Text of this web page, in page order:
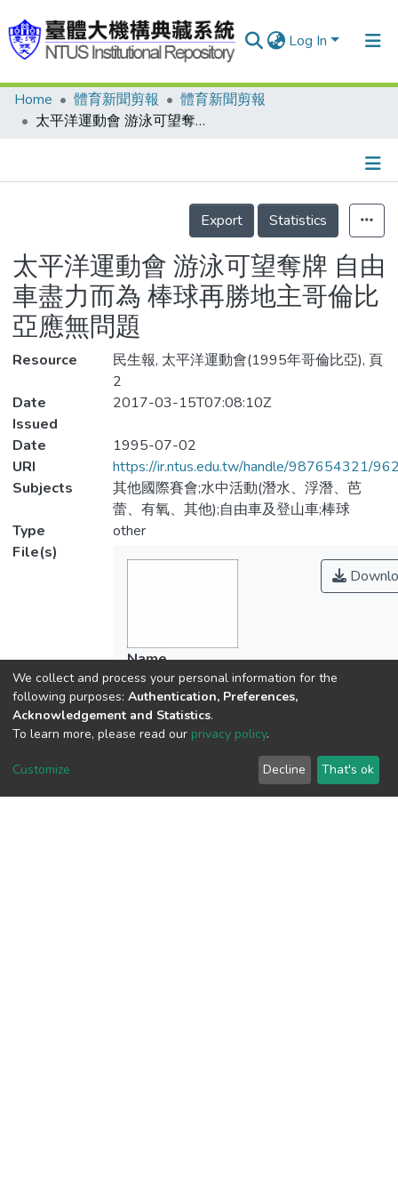
Log In
Communities & Collections
Statistics
Home 體育新聞剪報
體育新聞剪報
太平洋運動會 游泳可望奪牌 自由車盡力而為 棒球再勝地主哥倫比亞應無問題
Details
Export
Statistics
太平洋運動會 游泳可望奪牌 自由
車盡力而為 棒球再勝地主哥倫比
亞應無問題
Resource
民生報, 太平洋運動會(1995年哥倫比亞), 頁
2
Date
Issued
2017-03-15T07:08:10Z
Date
1995-07-02
URI
https://ir.ntus.edu.tw/handle/987654321/
Subjects
其他國際賽會;水中活動(潛水、浮潛、芭
蕾、有氧、其他);自由車及登山車;棒球
Type
other
File(s)
Name
261401.pdf
Size
82.68 KB
Format
We collect and process your personal information for the
following purposes: Authentication, Preferences,
Acknowledgement and Statistics.
To learn more, please read our privacy policy.
Customize Decline That's ok